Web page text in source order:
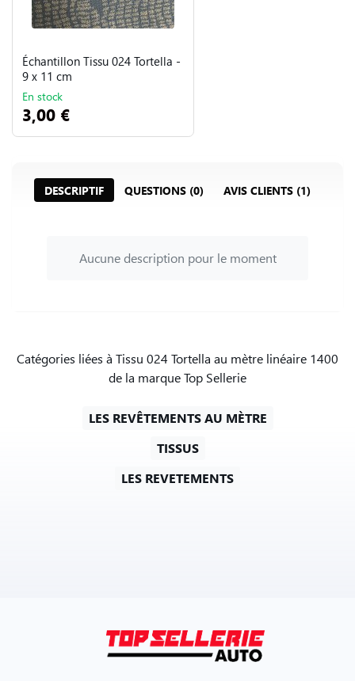
Échantillon Tissu 024 Tortella -
9 x 11 cm
En stock
3,00 €
DESCRIPTIF QUESTIONS (0) AVIS CLIENTS (1)
Aucune description pour le moment
Catégories liées à Tissu 024 Tortella au mètre linéaire 1400
de la marque Top Sellerie
LES REVÊTEMENTS AU MÈTRE
TISSUS
LES REVETEMENTS